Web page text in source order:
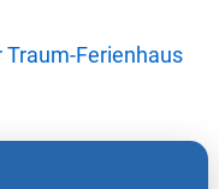
Traum-Ferienhaus